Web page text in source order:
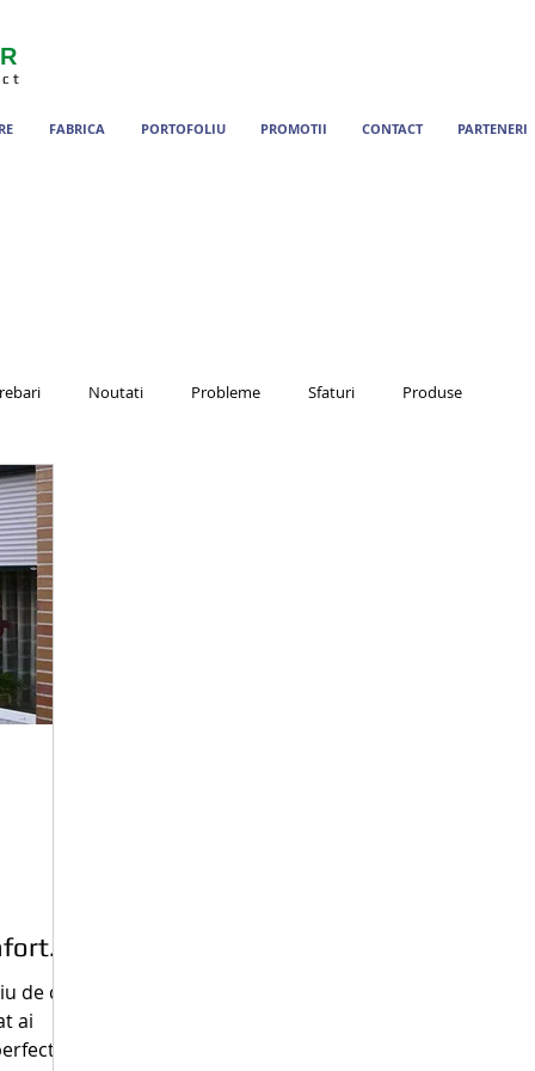
FABRICA PORTOFOLIU PROMOTII CONTACT PARTENERI
Noutati Probleme Sfaturi Produse
de ce
ai